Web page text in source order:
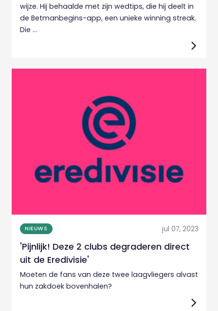
wijze. Hij behaalde met zijn wedtips, die hij deelt in
de Betmanbegins-app, een unieke winning streak.
Die ...
NIEUWS jul 07, 2023
'Pijnlijk! Deze 2 clubs degraderen direct
uit de Eredivisie'
Moeten de fans van deze twee laagvliegers alvast
hun zakdoek bovenhalen?